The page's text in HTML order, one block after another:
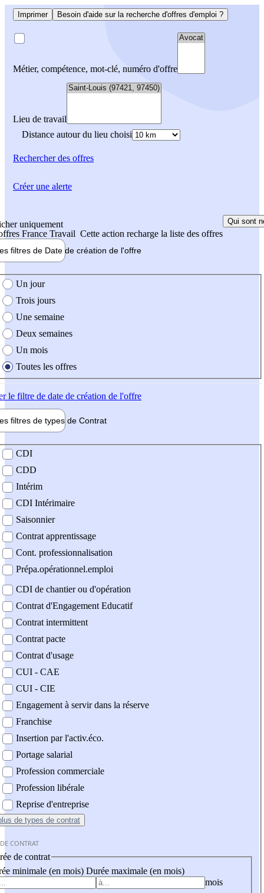
Imprimer Besoin d'aide sur la recherche d'offres d'emploi ?
Métier, compétence, mot-clé, numéro d'offre
Lieu de travail
Distance autour du lieu choisi
Rechercherdes offres
uniquement
France Travail Cette action recharge la liste des offres
Qui sont
filtres de Date de création de l'offre
création de l'offre
Un jour
Trois jours
Une semaine
Deux semaines
Un mois
Toutes les offres
le filtre de date de création de l'offre
filtres de types de Contrat
contrat
CDI
CDD
Intérim
CDI Intérimaire
Saisonnier
Contrat apprentissage
Cont. professionnalisation
Prépa.opérationnel.emploi
CDI de chantier ou d'opération
Contrat d'Engagement Educatif
Contrat intermittent
Contrat pacte
Contrat d'usage
CUI - CAE
CUI - CIE
Engagement à servir dans la réserve
Franchise
Insertion par l'activ.éco.
Portage salarial
Profession commerciale
Profession libérale
Reprise d'entreprise
de types de contrat
CONTRAT
de contrat
minimale (en mois) Durée maximale (en mois)
mois
Créer une alerte